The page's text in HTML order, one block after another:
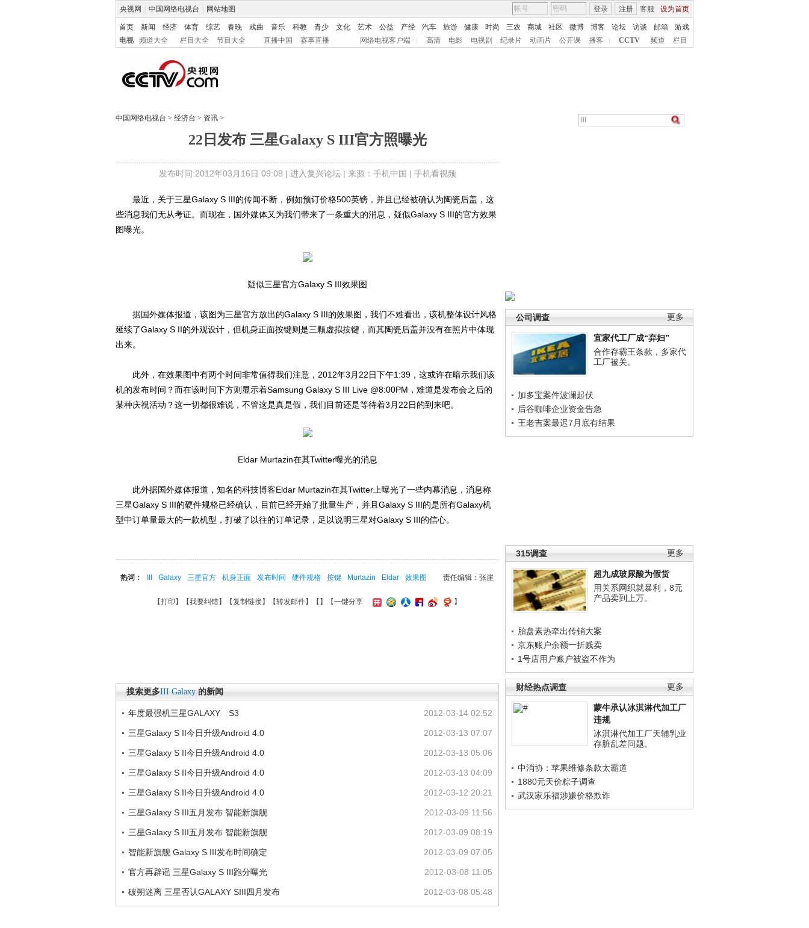
央视网 中国网络电视台 网站地图 客服 设为首页
登录 注册
首页 新闻 经济 体育 综艺 春晚 戏曲 音乐 科教 青少 文化 艺术 公益 产经 汽车 旅游 健康 时尚 三农 商城 社区 微博 博客 论坛 访谈 邮箱
游戏
电视
频道大全 栏目大全 节目大全 直播中国 赛事直播 网络电视客户端 高清 电影 电视剧 纪录片 动画片 公开课 播客 CCTV 频道 栏目
中国网络电视台 > 经济台 > 资讯 >
22日发布 三星Galaxy S III官方照曝光
发布时间:2012年03月16日 09:08 | 进入复兴论坛| 来源：手机中国 | 手机看视频
更多
公司调查
宜家代工厂成“弃妇”
合作存霸王条款，多家代
工厂被关。
加多宝案件波澜起伏
后谷咖啡企业资金告急
王老吉案最迟7月底有结果
更多
315调查
超九成玻尿酸为假货
用关系网织就暴利，8元
产品卖到上万。
胎盘素热牵出传销大案
京东账户余额一折贱卖
1号店用户账户被盗不作为
更多
财经热点调查
蒙牛承认冰淇淋代加工厂
违规
冰淇淋代加工厂天辅乳业
存脏乱差问题。
中消协：苹果维修条款太霸道
1880元天价粽子调查
武汉家乐福涉嫌价格欺诈
最近，关于三星Galaxy S III的传闻不断，例如预订价格500英镑，并且已经被确认为陶瓷后盖，这
些消息我们无从考证。而现在，国外媒体又为我们带来了一条重大的消息，疑似Galaxy S III的官方效果
图曝光。
疑似三星官方Galaxy S III效果图
据国外媒体报道，该图为三星官方放出的Galaxy S III的效果图，我们不难看出，该机整体设计风格
延续了Galaxy S II的外观设计，但机身正面按键则是三颗虚拟按键，而其陶瓷后盖并没有在照片中体现
出来。
此外，在效果图中有两个时间非常值得我们注意，2012年3月22日下午1:39，这或许在暗示我们该
机的发布时间？而在该时间下方则显示着Samsung Galaxy S III Live @8:00PM，难道是发布会之后的
某种庆祝活动？这一切都很难说，不管这是真是假，我们目前还是等待着3月22日的到来吧。
Eldar Murtazin在其Twitter曝光的消息
此外据国外媒体报道，知名的科技博客Eldar Murtazin在其Twitter上曝光了一些内幕消息，消息称
三星Galaxy S III的硬件规格已经确认，目前已经开始了批量生产，并且Galaxy S III的是所有Galaxy机
型中订单量最大的一款机型，打破了以往的订单记录，足以说明三星对Galaxy S III的信心。
责任编辑：张崖
热词： Galaxy 三星官方 机身正面 发布时间 硬件规格 按键 Murtazin Eldar 效果图
【打印 】【我要纠错】【复制链接】【转发邮件】【 】 【一键分享 】
搜索更多III Galaxy 的新闻
2012-03-14 02:52
年度最强机三星GALAXY S3
2012-03-13 07:07
三星Galaxy S II今日升级Android 4.0
2012-03-13 05:06
三星Galaxy S II今日升级Android 4.0
2012-03-13 04:09
三星Galaxy S II今日升级Android 4.0
2012-03-12 20:21
三星Galaxy S II今日升级Android 4.0
2012-03-09 11:56
三星Galaxy S III五月发布 智能新旗舰
2012-03-09 08:19
三星Galaxy S III五月发布 智能新旗舰
2012-03-09 07:05
智能新旗舰 Galaxy S III发布时间确定
2012-03-08 11:05
官方再辟谣 三星Galaxy S III跑分曝光
2012-03-08 05:48
破朔迷离 三星否认GALAXY SIII四月发布